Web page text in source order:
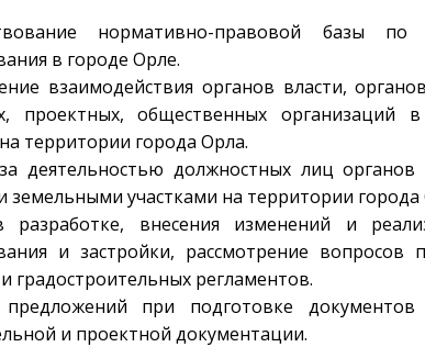
нормативно-правовой базы
в городе Орле.
взаимодействия органов власти,
проектных, общественных организаций
территории города Орла.
деятельностью должностных лиц
земельными участками на территории
разработке, внесения изменений и
и застройки, рассмотрение вопросов
градостроительных регламентов.
при подготовке
и проектной документации.